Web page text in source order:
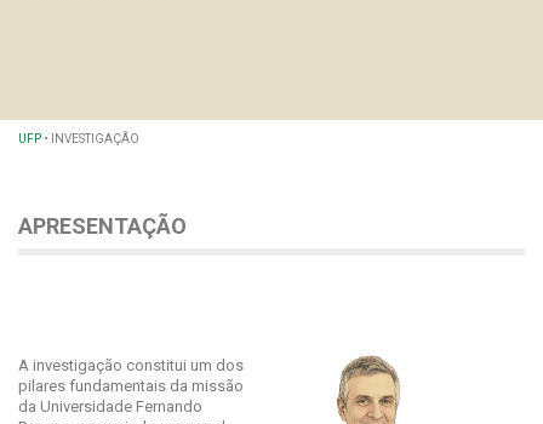
UFP • INVESTIGAÇÃO
APRESENTAÇÃO
A investigação constitui um dos
pilares fundamentais da missão
da Universidade Fernando